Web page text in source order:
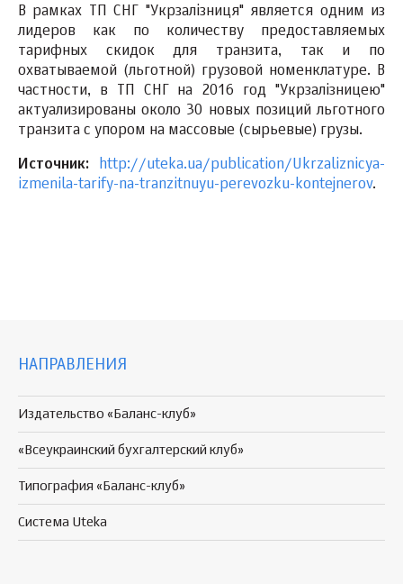
В рамках ТП СНГ "Укрзалізниця" является одним из
лидеров как по количеству предоставляемых
тарифных скидок для транзита, так и по
охватываемой (льготной) грузовой номенклатуре. В
частности, в ТП СНГ на 2016 год "Укрзалізницею"
актуализированы около 30 новых позиций льготного
транзита с упором на массовые (сырьевые) грузы.
Источник:
http://uteka.ua/publication/Ukrzaliznicya-
izmenila-tarify-na-tranzitnuyu-perevozku-kontejnerov.
НАПРАВЛЕНИЯ
Издательство «Баланс-клуб»
«Всеукраинский бухгалтерский клуб»
Типография «Баланс-клуб»
Система Uteka